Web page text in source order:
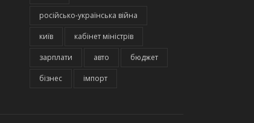
російсько-українська війна
київ кабінет міністрів
зарплати авто бюджет
бізнес імпорт